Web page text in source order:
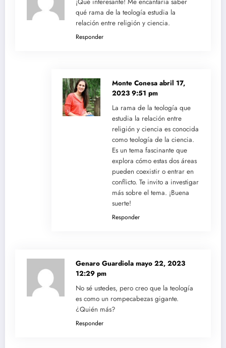
qué rama de la teología estudia la
relación entre religión y ciencia.
Responder
Monte Conesa abril 17,
2023 9:51 pm
La rama de la teología que
estudia la relación entre
religión y ciencia es conocida
como teología de la ciencia.
Es un tema fascinante que
explora cómo estas dos áreas
pueden coexistir o entrar en
conflicto. Te invito a investigar
más sobre el tema. ¡Buena
suerte!
Responder
Genaro Guardiola mayo 22, 2023
12:29 pm
No sé ustedes, pero creo que la teología
es como un rompecabezas gigante.
¿Quién más?
Responder